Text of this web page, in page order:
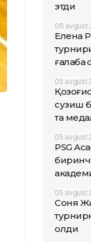
этди
06 avgust
Елена
ғалаба
05 avgust
сузиш
та
05 avgust
PSG
05 avgust
Соня
олди